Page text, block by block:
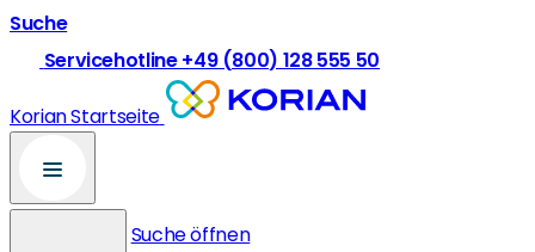
Suche
Servicehotline +49 (800) 128 555 50
Korian Startseite
Suche öffnen